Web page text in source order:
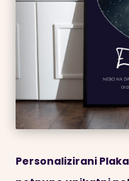
Personalizirani